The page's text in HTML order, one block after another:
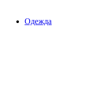
Одежда